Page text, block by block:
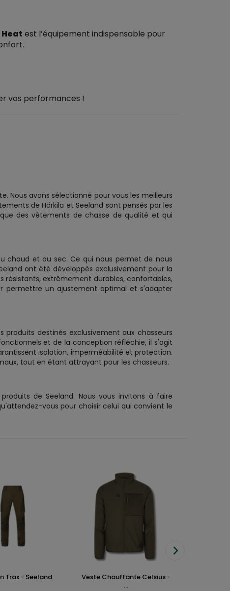
est l’équipement indispensable pour
vos performances !
Nous avons sélectionné pour vous les meilleurs
de Härkila et Seeland sont pensés par les
des vêtements de chasse de qualité et qui
chaud et au sec. Ce qui nous permet de nous
ont été développés exclusivement pour la
résistants, extrêmement durables, confortables,
permettre un ajustement optimal et s'adapter
destinés exclusivement aux chasseurs
et de la conception réfléchie, il s'agit
isolation, imperméabilité et protection.
tout en étant attrayant pour les chasseurs.
de Seeland. Nous vous invitons à faire
vous pour choisir celui qui convient le
Trax - Seeland
Veste Chauffante Celsius -
...